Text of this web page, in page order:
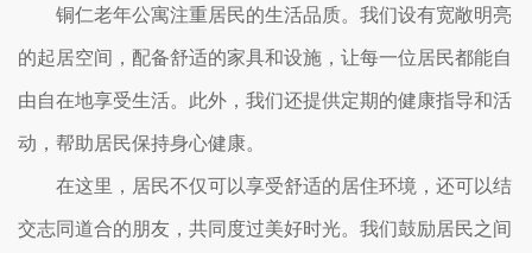
铜仁老年公寓注重居民的生活品质。我们设有宽敞明亮
的起居空间，配备舒适的家具和设施，让每一位居民都能自
由自在地享受生活。此外，我们还提供定期的健康指导和活
动，帮助居民保持身心健康。
在这里，居民不仅可以享受舒适的居住环境，还可以结
交志同道合的朋友，共同度过美好时光。我们鼓励居民之间